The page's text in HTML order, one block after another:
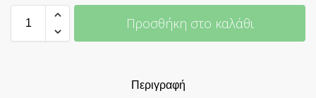
Προσθήκη στο καλάθι
Περιγραφή